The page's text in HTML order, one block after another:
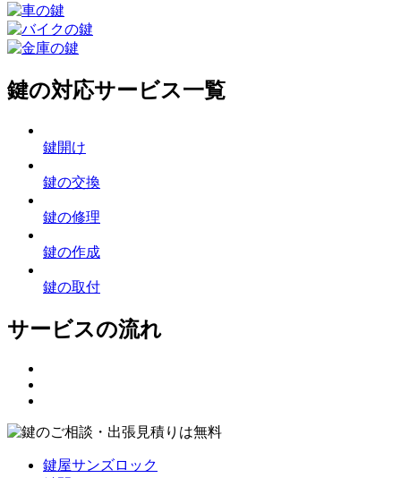
鍵の対応サービス一覧
鍵開け
鍵の交換
鍵の修理
鍵の作成
鍵の取付
サービスの流れ
鍵屋サンズロック